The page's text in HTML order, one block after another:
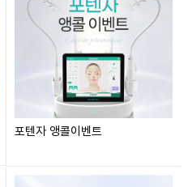
포텐자 앵콜이벤트